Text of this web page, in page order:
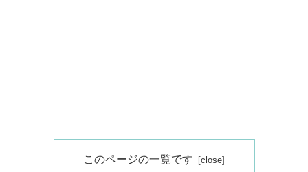
このページの一覧です